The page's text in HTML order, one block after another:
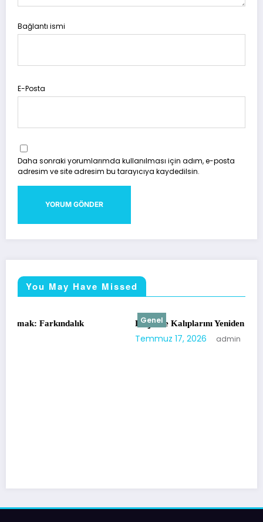
Bağlantı ismi
E-Posta
Daha sonraki yorumlarımda kullanılması için adım, e-posta
adresim ve site adresim bu tarayıcıya kaydedilsin.
You May Have Missed
Genel
Düşünce Kalıplarını Yeniden Şekillendirmek
admin